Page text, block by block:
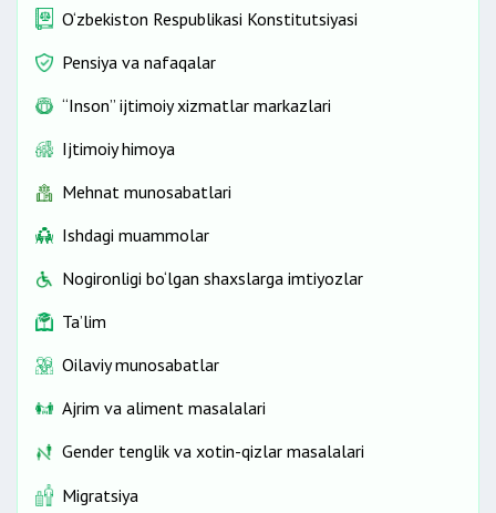
O‘zbekiston Respublikasi Konstitutsiyasi
Pensiya va nafaqalar
“Inson” ijtimoiy xizmatlar markazlari
Ijtimoiy himoya
Mehnat munosabatlari
Ishdagi muammolar
Nogironligi bo‘lgan shaxslarga imtiyozlar
Ta’lim
Oilaviy munosabatlar
Ajrim va aliment masalalari
Gender tenglik va xotin-qizlar masalalari
Migratsiya